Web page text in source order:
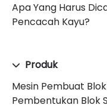
Apa Yang Harus
Pencacah Kayu?
Produk
Mesin Pembuat
Pembentukan Blok